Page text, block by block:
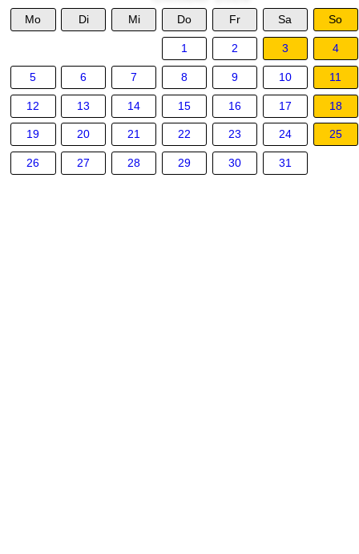
Mo Di Mi Do Fr Sa So
1 2 3 4
5 6 7 8 9 10 11
12 13 14 15 16 17 18
19 20 21 22 23 24 25
26 27 28 29 30 31